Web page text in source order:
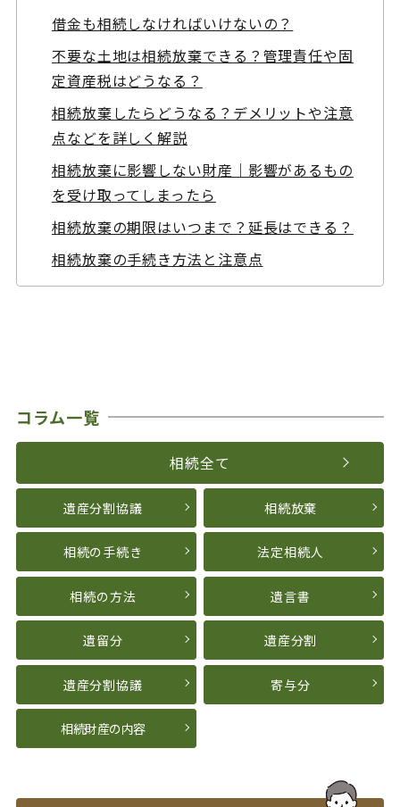
借金も相続しなければいけないの？
不要な土地は相続放棄できる？管理責任や固
定資産税はどうなる？
相続放棄したらどうなる？デメリットや注意
点などを詳しく解説
相続放棄に影響しない財産｜影響があるもの
を受け取ってしまったら
相続放棄の期限はいつまで？延長はできる？
相続放棄の手続き方法と注意点
コラム一覧
相続全て
遺産分割協議 相続放棄
相続の手続き 法定相続人
相続の方法 遺言書
遺留分 遺産分割
遺産分割協議 寄与分
相続財産の内容